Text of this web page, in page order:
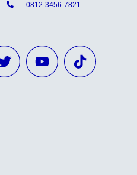
0812-3456-7821